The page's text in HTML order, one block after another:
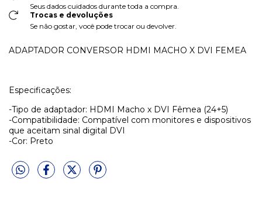
Seus dados cuidados durante toda a compra.
Trocas e devoluções
Se não gostar, você pode trocar ou devolver.
ADAPTADOR CONVERSOR HDMI MACHO X DVI FEMEA
Especificações:
-Tipo de adaptador: HDMI Macho x DVI Fêmea (24+5)
-Compatibilidade: Compatível com monitores e dispositivos
que aceitam sinal digital DVI
-Cor: Preto